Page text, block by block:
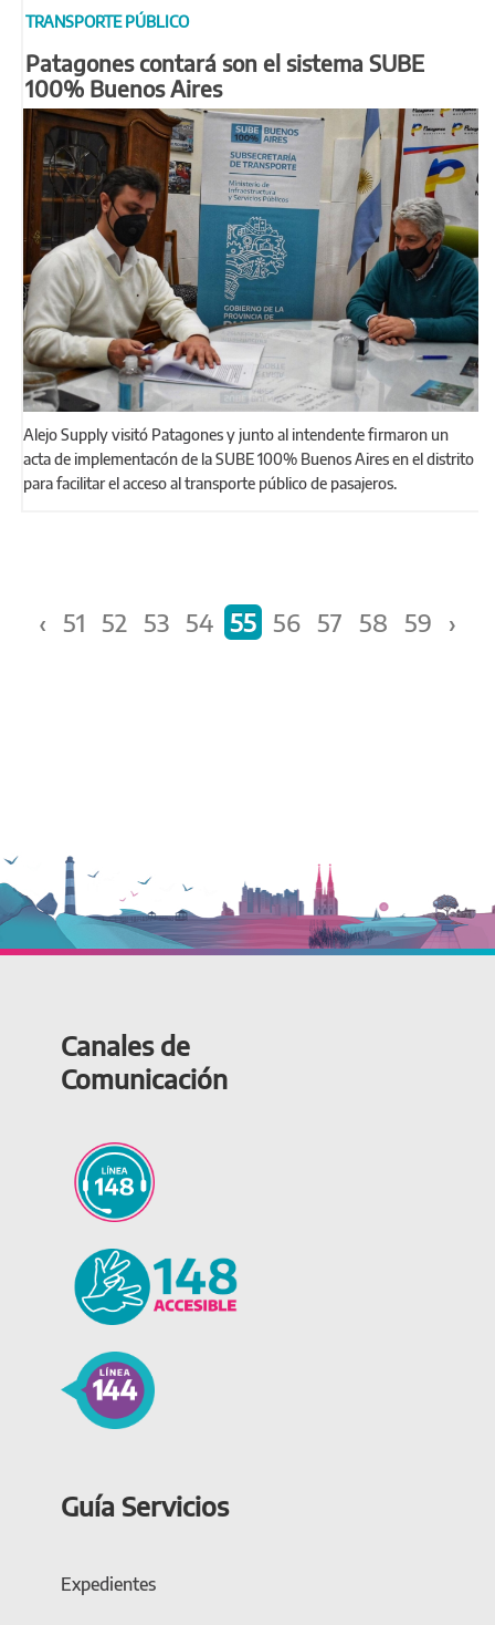
TRANSPORTE PÚBLICO
Patagones contará son el sistema SUBE
100% Buenos Aires
Alejo Supply visitó Patagones y junto al intendente firmaron un
acta de implementacón de la SUBE 100% Buenos Aires en el distrito
para facilitar el acceso al transporte público de pasajeros.
‹ 51 52 53 54 55 56 57 58 59 ›
Canales de
Comunicación
Guía Servicios
Expedientes